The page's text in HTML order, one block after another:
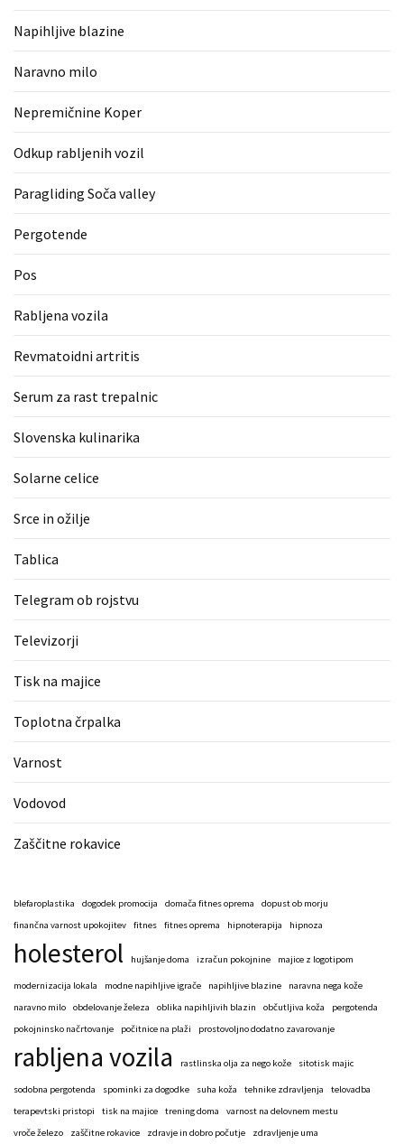
(1)
Hipnoterapija
Napihljive blazine
Naravno milo
Nepremičnine Koper
Odkup rabljenih vozil
Paragliding Soča valley
Pergotende
Pos
Rabljena vozila
Revmatoidni artritis
Serum za rast trepalnic
Slovenska kulinarika
Solarne celice
Srce in ožilje
Tablica
Telegram ob rojstvu
Televizorji
Tisk na majice
Toplotna črpalka
Varnost
Vodovod
Zaščitne rokavice
blefaroplastika dogodek promocija domača fitnes oprema
dopust ob morju
finančna varnost upokojitev
fitnes fitnes oprema hipnoterapija hipnoza
holesterol hujšanje doma izračun pokojnine majice z logotipom
modernizacija lokala modne napihljive igrače napihljive blazine
naravna nega kože
naravno milo
obdelovanje železa oblika napihljivih blazin občutljiva koža
pergotenda
pokojninsko načrtovanje
počitnice na plaži prostovoljno dodatno zavarovanje
rabljena vozila rastlinska olja za nego kože sitotisk majic
sodobna pergotenda spominki za dogodke suha koža tehnike zdravljenja
telovadba
terapevtski pristopi
tisk na majice trening doma
varnost na delovnem mestu
vroče železo
zaščitne rokavice zdravje in dobro počutje zdravljenje uma